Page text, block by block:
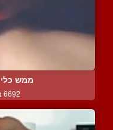
ממש כלי
6692 צפיות